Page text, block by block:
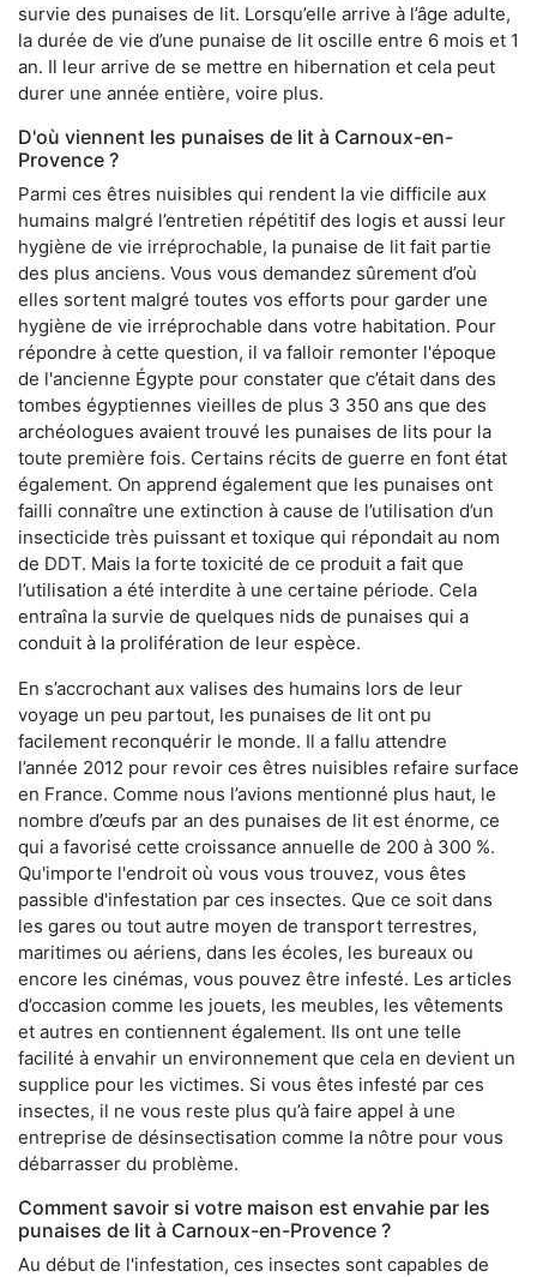
survie des punaises de lit. Lorsqu’elle arrive à l’âge adulte,
la durée de vie d’une punaise de lit oscille entre 6 mois et 1
an. Il leur arrive de se mettre en hibernation et cela peut
durer une année entière, voire plus.
D'où viennent les punaises de lit à Carnoux-en-
Provence ?
Parmi ces êtres nuisibles qui rendent la vie difficile aux
humains malgré l’entretien répétitif des logis et aussi leur
hygiène de vie irréprochable, la punaise de lit fait partie
des plus anciens. Vous vous demandez sûrement d’où
elles sortent malgré toutes vos efforts pour garder une
hygiène de vie irréprochable dans votre habitation. Pour
répondre à cette question, il va falloir remonter l'époque
de l'ancienne Égypte pour constater que c’était dans des
tombes égyptiennes vieilles de plus 3 350 ans que des
archéologues avaient trouvé les punaises de lits pour la
toute première fois. Certains récits de guerre en font état
également. On apprend également que les punaises ont
failli connaître une extinction à cause de l’utilisation d’un
insecticide très puissant et toxique qui répondait au nom
de DDT. Mais la forte toxicité de ce produit a fait que
l’utilisation a été interdite à une certaine période. Cela
entraîna la survie de quelques nids de punaises qui a
conduit à la prolifération de leur espèce.
En s’accrochant aux valises des humains lors de leur
voyage un peu partout, les punaises de lit ont pu
facilement reconquérir le monde. Il a fallu attendre
l’année 2012 pour revoir ces êtres nuisibles refaire surface
en France. Comme nous l’avions mentionné plus haut, le
nombre d’œufs par an des punaises de lit est énorme, ce
qui a favorisé cette croissance annuelle de 200 à 300 %.
Qu'importe l'endroit où vous vous trouvez, vous êtes
passible d'infestation par ces insectes. Que ce soit dans
les gares ou tout autre moyen de transport terrestres,
maritimes ou aériens, dans les écoles, les bureaux ou
encore les cinémas, vous pouvez être infesté. Les articles
d’occasion comme les jouets, les meubles, les vêtements
et autres en contiennent également. Ils ont une telle
facilité à envahir un environnement que cela en devient un
supplice pour les victimes. Si vous êtes infesté par ces
insectes, il ne vous reste plus qu’à faire appel à une
entreprise de désinsectisation comme la nôtre pour vous
débarrasser du problème.
Comment savoir si votre maison est envahie par les
punaises de lit à Carnoux-en-Provence ?
Au début de l'infestation, ces insectes sont capables de